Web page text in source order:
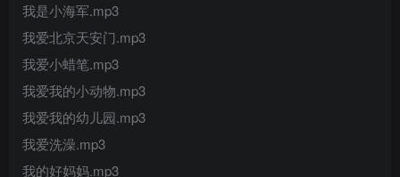
我是小海军.mp3
我爱北京天安门.mp3
我爱小蜡笔.mp3
我爱我的小动物.mp3
我爱我的幼儿园.mp3
我爱洗澡.mp3
我的好妈妈.mp3